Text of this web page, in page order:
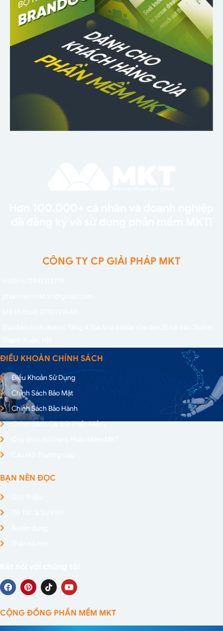
CÔNG TY CP GIẢI PHÁP MKT
ĐIỀU KHOẢN CHÍNH SÁCH
Điều Khoản Sử Dụng
Chính Sách Bảo Mật
Chính Sách Bảo Hành
Chính Sách Cài Đặt Phần Mềm
BẠN NÊN ĐỌC
CỘNG ĐỒNG PHẦN MỀM MKT